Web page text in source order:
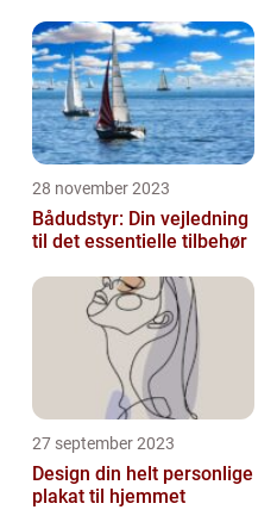
28 november 2023
Bådudstyr: Din vejledning
til det essentielle tilbehør
27 september 2023
Design din helt personlige
plakat til hjemmet